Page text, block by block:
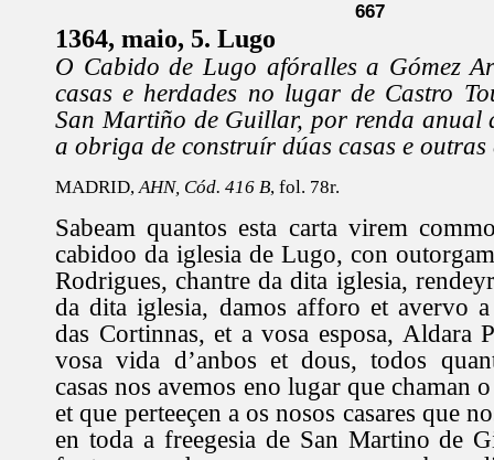
667
1364, maio, 5. Lugo
O Cabido de Lugo afóralles a Gómez
casas e herdades no lugar de Castro
San Martiño de Guillar, por renda anual
a obriga de construír dúas casas e
MADRID,AHN, Cód. 416 B, fol. 78r.
Sabeam quantos esta carta virem
cabidoo da iglesia de Lugo, con
Rodrigues, chantre da dita iglesia,
da dita iglesia, damos afforo et avervo
das Cortinnas, et a vosa esposa, Aldara
vosa vida d’anbos et dous, todos
casas nos avemos eno lugar que chaman
et que perteeçen a os nosos casares que
en toda a freegesia de San Martino de